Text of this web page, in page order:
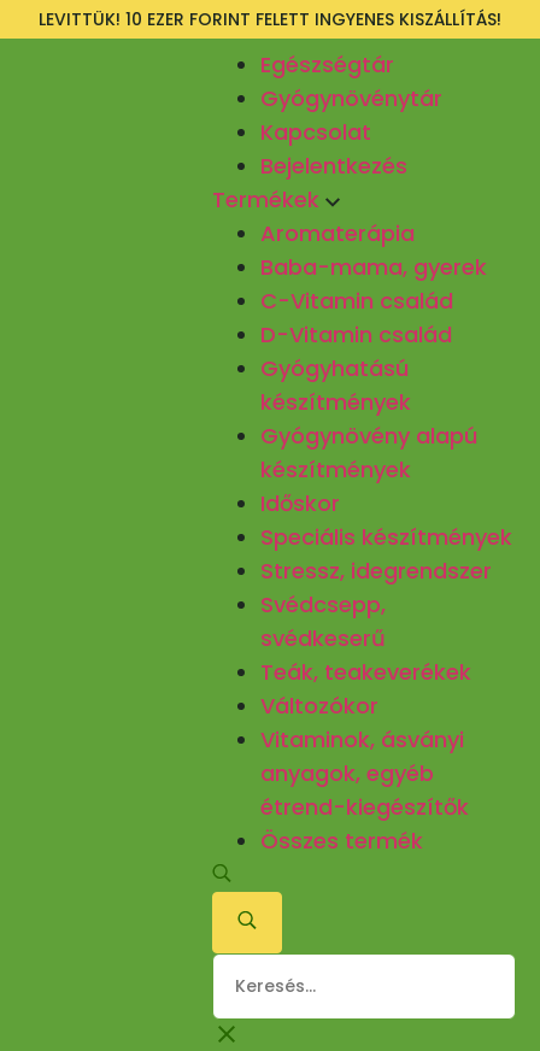
LEVITTÜK! 10 EZER FORINT FELETT INGYENES KISZÁLLÍTÁS!
Egészségtár
Gyógynövénytár
Kapcsolat
Bejelentkezés
Termékek
Aromaterápia
Baba-mama, gyerek
C-Vitamin család
D-Vitamin család
Gyógyhatású
készítmények
Gyógynövény alapú
készítmények
Időskor
Speciális készítmények
Stressz, idegrendszer
Svédcsepp,
svédkeserű
Teák, teakeverékek
Változókor
Vitaminok, ásványi
anyagok, egyéb
étrend-kiegészítők
Összes termék